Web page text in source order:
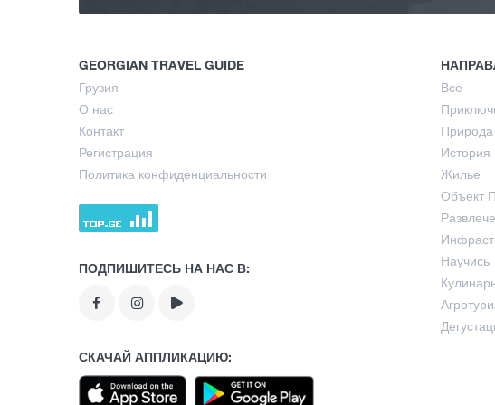
Все
Природа
История
Жилье
Объект
Научись
GEORGIAN TRAVEL GUIDE
Грузия
О нас
Контакт
Регистрация
Политика конфиденциальности
ПОДПИШИТЕСЬ НА НАС В:
СКАЧАЙ АППЛИКАЦИЮ: